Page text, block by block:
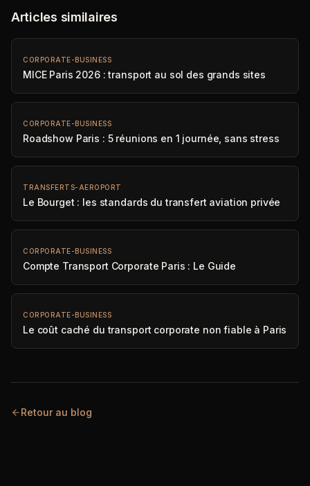
Articles similaires
CORPORATE-BUSINESS
MICE Paris 2026 : transport au sol des grands sites
CORPORATE-BUSINESS
Roadshow Paris : 5 réunions en 1 journée, sans stress
TRANSFERTS-AEROPORT
Le Bourget : les standards du transfert aviation privée
CORPORATE-BUSINESS
Compte Transport Corporate Paris : Le Guide
CORPORATE-BUSINESS
Le coût caché du transport corporate non fiable à Paris
Retour au blog